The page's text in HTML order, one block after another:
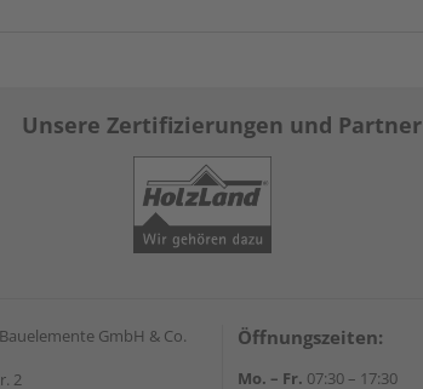
Unsere Zertifizierungen und Partner
GmbH & Co.
2
Öffnungszeiten:
Mo. – Fr. 07:30 – 17:30